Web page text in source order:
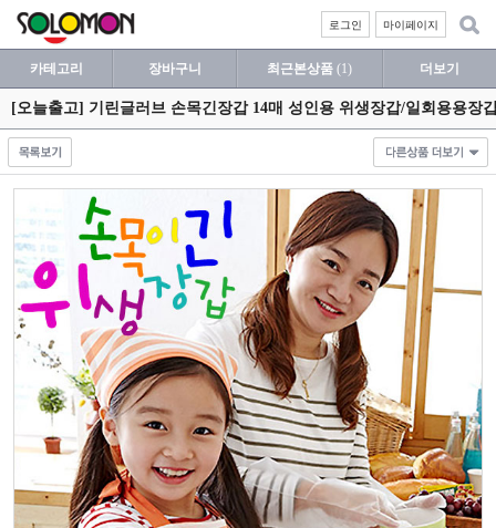
마이페이지
로그인
카테고리 장바구니 최근본상품 (1) 더보기
[오늘출고] 기린글러브 손목긴장갑 14매 성인용 위생장갑/일회용용장